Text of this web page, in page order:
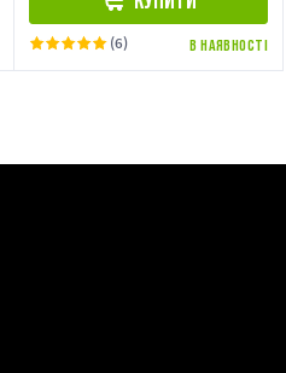
В НАЯВНОСТІ
(6)